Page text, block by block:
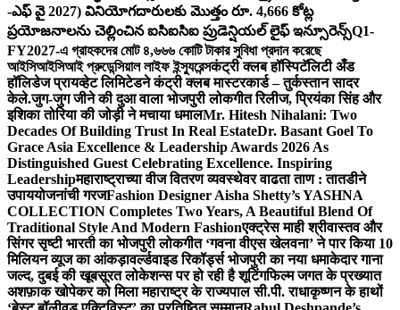
-ఎఫ్ వై 2027) వినియోగదారులకు మొత్తం రూ. 4,666 కోట్ల
ప్రయోజనాలను చెల్లించిన ఐసిఐసిఐ ప్రుడెన్షియల్ లైఫ్ ఇన్సూరెన్స్Q1-
FY2027-এ গ্রাহকদের মোট ৪,৬৬৬ কোটি টাকার সুবিধা প্রদান করেছে
আইসিআইসিআই প্রুডেন্সিয়াল লাইফ ইন্স্যুরেন্সकंट्री क्लब हॉस्पिटॅलिटी अँड
हॉलिडेज प्रायव्हेट लिमिटेडने कंट्री क्लब मास्टरकार्ड – तुर्कस्तान सादर
केले.जुग-जुग जीने की दुआ वाला भोजपुरी लोकगीत रिलीज, प्रियंका सिंह और
इशिका तोरिया की जोड़ी ने मचाया धमालMr. Hitesh Nihalani: Two
Decades Of Building Trust In Real EstateDr. Basant Goel To
Grace Asia Excellence & Leadership Awards 2026 As
Distinguished Guest Celebrating Excellence. Inspiring
Leadershipमहाराष्ट्राच्या वीज वितरण व्यवस्थेवर वाढता ताण : तातडीने
उपाययोजनांची गरजFashion Designer Aisha Shetty’s YASHNA
COLLECTION Completes Two Years, A Beautiful Blend Of
Traditional Style And Modern Fashionएक्ट्रेस माही श्रीवास्तव और
सिंगर सृष्टी भारती का भोजपुरी लोकगीत ‘गवना वीएस खेलवना’ ने पार किया 10
मिलियन व्यूज का आंकड़ावर्ल्डवाइड रिकॉर्ड्स भोजपुरी का नया धमाकेदार गाना
जल्द, दुबई की खूबसूरत लोकेशन्स पर हो रही है शूटिंगफिल्म जगत के प्रख्यात
अशफ़ाक खोपेकर को मिला महाराष्ट्र के राज्यपाल सी.पी. राधाकृष्णन के हाथों